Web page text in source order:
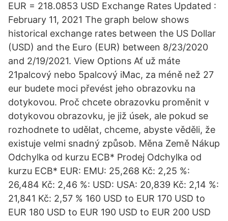
EUR = 218.0853 USD Exchange Rates Updated :
February 11, 2021 The graph below shows
historical exchange rates between the US Dollar
(USD) and the Euro (EUR) between 8/23/2020
and 2/19/2021. View Options Ať už máte
21palcový nebo 5palcový iMac, za méně než 27
eur budete moci převést jeho obrazovku na
dotykovou. Proč chcete obrazovku proměnit v
dotykovou obrazovku, je již úsek, ale pokud se
rozhodnete to udělat, chceme, abyste věděli, že
existuje velmi snadný způsob. Měna Země Nákup
Odchylka od kurzu ECB* Prodej Odchylka od
kurzu ECB* EUR: EMU: 25,268 Kč: 2,25 %:
26,484 Kč: 2,46 %: USD: USA: 20,839 Kč: 2,14 %:
21,841 Kč: 2,57 % 160 USD to EUR 170 USD to
EUR 180 USD to EUR 190 USD to EUR 200 USD